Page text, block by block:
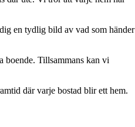
en tydlig bild av vad som händer
boende. Tillsammans kan vi
där varje bostad blir ett hem.